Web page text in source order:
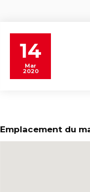
14
Mar
2020
Emplacement du